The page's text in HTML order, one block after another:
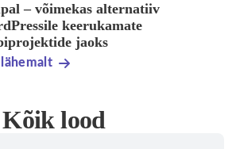
– võimekas alternatiiv
keerukamate
jaoks
lähemalt
Kõik lood